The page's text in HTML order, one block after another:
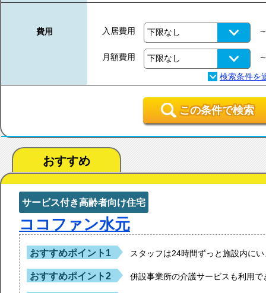
費用 入居費用
月額費用
この条件で検索
おすすめ
サービス付き高齢者向け住宅
ココファン水元
おすすめポイント1 スタッフは24時間ずっと施設内にい
おすすめポイント2 併設事業所の介護サービスも利用で